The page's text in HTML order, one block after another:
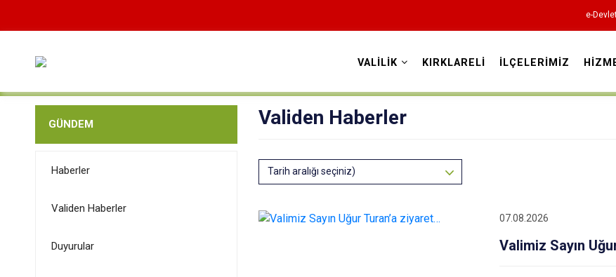
e-
VALİLİK KIRKLARELİ İLÇELERİMİZ
GÜNDEM
Haberler
Validen Haberler
Duyurular
Validen Haberler
Tarih aralığı seçiniz)
07.08.2026
Valimiz Sayın